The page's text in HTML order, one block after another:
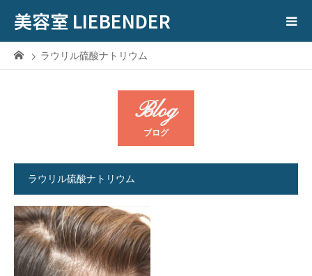
美容室 LIEBENDER
ラウリル硫酸ナトリウム
Blog
ブログ
ラウリル硫酸ナトリウム